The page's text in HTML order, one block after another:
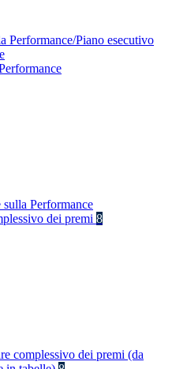
Performance/Piano esecutivo
sulla Performance
dei premi 8
complessivo dei premi (da